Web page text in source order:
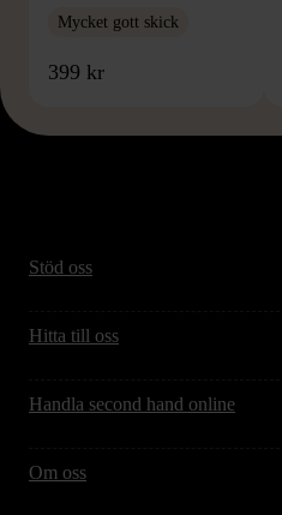
Mycket gott skick
399 kr
Stöd oss
Hitta till oss
Handla second hand online
Om oss